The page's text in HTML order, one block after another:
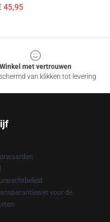
45,95
Winkel met vertrouwen
van klikken tot levering
voor de